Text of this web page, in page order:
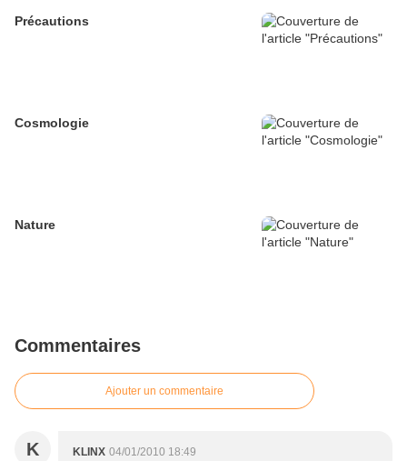
Précautions
Cosmologie
Nature
Commentaires
Ajouter un commentaire
K KLINX 04/01/2010 18:49